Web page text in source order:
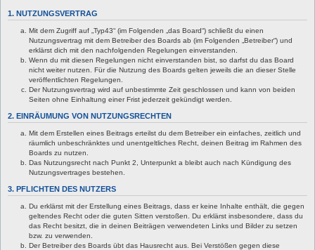
1. NUTZUNGSVERTRAG
Mit dem Zugriff auf „Typ43“ (im Folgenden „das Board“) schließt du einen
Nutzungsvertrag mit dem Betreiber des Boards ab (im Folgenden „Betreiber“) und
erklärst dich mit den nachfolgenden Regelungen einverstanden.
Wenn du mit diesen Regelungen nicht einverstanden bist, so darfst du das Board
nicht weiter nutzen. Für die Nutzung des Boards gelten jeweils die an dieser Stelle
veröffentlichten Regelungen.
Der Nutzungsvertrag wird auf unbestimmte Zeit geschlossen und kann von beiden
Seiten ohne Einhaltung einer Frist jederzeit gekündigt werden.
2. EINRÄUMUNG VON NUTZUNGSRECHTEN
Mit dem Erstellen eines Beitrags erteilst du dem Betreiber ein einfaches, zeitlich und
räumlich unbeschränktes und unentgeltliches Recht, deinen Beitrag im Rahmen des
Boards zu nutzen.
Das Nutzungsrecht nach Punkt 2, Unterpunkt a bleibt auch nach Kündigung des
Nutzungsvertrages bestehen.
3. PFLICHTEN DES NUTZERS
Du erklärst mit der Erstellung eines Beitrags, dass er keine Inhalte enthält, die gegen
geltendes Recht oder die guten Sitten verstoßen. Du erklärst insbesondere, dass du
das Recht besitzt, die in deinen Beiträgen verwendeten Links und Bilder zu setzen
bzw. zu verwenden.
Der Betreiber des Boards übt das Hausrecht aus. Bei Verstößen gegen diese